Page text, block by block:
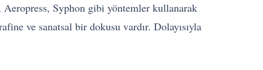
Aeropress, Syphon gibi yöntemler kullanarak
ve sanatsal bir dokusu vardır. Dolayısıyla